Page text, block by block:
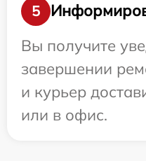
5
Вы получите
завершении
и курьер
или в офис.